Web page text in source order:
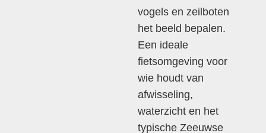
vogels en zeilboten
het beeld bepalen.
Een ideale
fietsomgeving voor
wie houdt van
afwisseling,
waterzicht en het
typische Zeeuwse